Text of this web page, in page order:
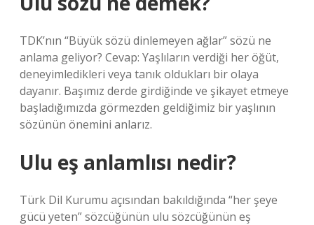
TDK’nın “Büyük sözü dinlemeyen ağlar” sözü ne
anlama geliyor? Cevap: Yaşlıların verdiği her öğüt,
deneyimledikleri veya tanık oldukları bir olaya
dayanır. Başımız derde girdiğinde ve şikayet etmeye
başladığımızda görmezden geldiğimiz bir yaşlının
sözünün önemini anlarız.
Ulu eş anlamlısı nedir?
Türk Dil Kurumu açısından bakıldığında “her şeye
gücü yeten” sözcüğünün ulu sözcüğünün eş